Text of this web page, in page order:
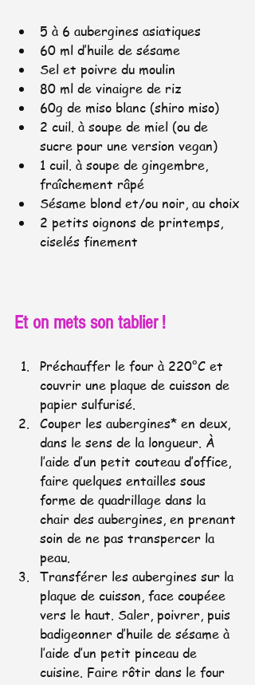
5 à 6 aubergines asiatiques
60 ml d’huile de sésame
Sel et poivre du moulin
80 ml de vinaigre de riz
60g de miso blanc (shiro miso)
2 cuil. à soupe de miel (ou de
sucre pour une version vegan)
1 cuil. à soupe de gingembre,
fraîchement râpé
Sésame blond et/ou noir, au choix
2 petits oignons de printemps,
ciselés finement
Et on mets son tablier !
Préchauffer le four à 220°C et
couvrir une plaque de cuisson de
papier sulfurisé.
Couper les aubergines* en deux,
dans le sens de la longueur. À
l’aide d’un petit couteau d’office,
faire quelques entailles sous
forme de quadrillage dans la
chair des aubergines, en prenant
soin de ne pas transpercer la
peau.
Transférer les aubergines sur la
plaque de cuisson, face coupéee
vers le haut. Saler, poivrer, puis
badigeonner d’huile de sésame à
l’aide d’un petit pinceau de
cuisine. Faire rôtir dans le four